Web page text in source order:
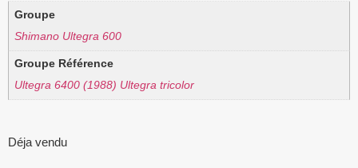
Groupe
Shimano Ultegra 600
Groupe Référence
Ultegra 6400 (1988) Ultegra tricolor
Déja vendu